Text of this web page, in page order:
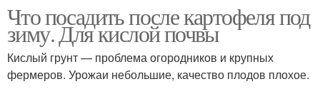
Что посадить после картофеля под
зиму. Для кислой почвы
Кислый грунт — проблема огородников и крупных
фермеров. Урожаи небольшие, качество плодов плохое.